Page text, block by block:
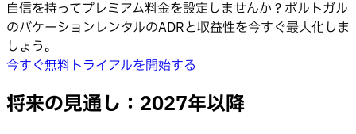
自信を持ってプレミアム料金を設定しませんか？ポルトガル
のバケーションレンタルのADRと収益性を今すぐ最大化しま
しょう。
今すぐ無料トライアルを開始する
将来の見通し：2027年以降